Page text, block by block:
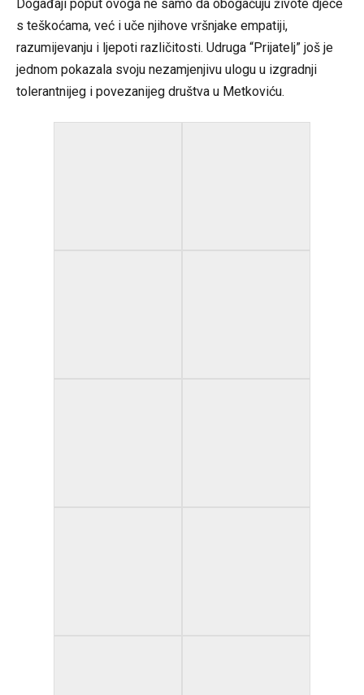
Događaji poput ovoga ne samo da obogaćuju živote djece
s teškoćama, već i uče njihove vršnjake empatiji,
razumijevanju i ljepoti različitosti. Udruga “Prijatelj” još je
jednom pokazala svoju nezamjenjivu ulogu u izgradnji
tolerantnijeg i povezanijeg društva u Metkoviću.